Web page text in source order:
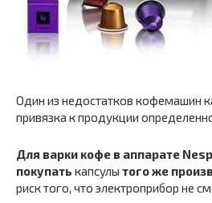
Один из недостатков кофемашин
привязка к продукции
Для варки кофе в аппарате
покупать капсулы того же
риск того, что электроприбор не